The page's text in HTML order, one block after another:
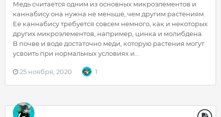
Медь считается одним из основных микроэлементов и
каннабису она нужна не меньше, чем другим растениям.
Ее каннабису требуется совсем немного, как и некоторых
других микроэлементов, например, цинка и молибдена.
В почве и воде достаточно меди, которую растения могут
усвоить при нормальных условиях и...
25 ноября, 2020 1